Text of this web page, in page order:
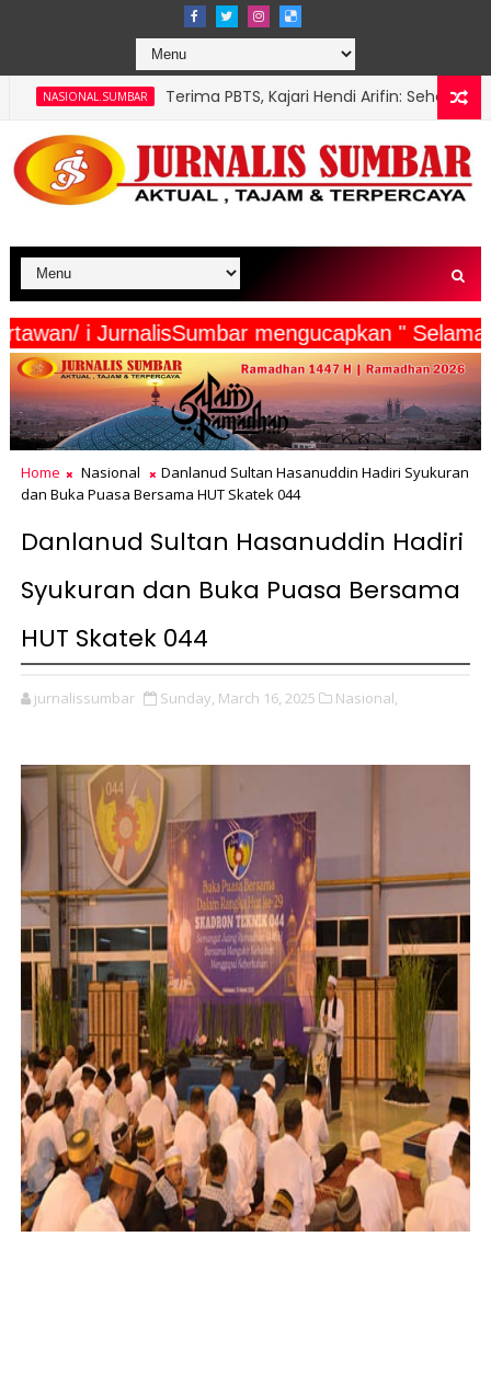
Terima PBTS, Kajari Hendi Arifin: Sehebat Apa pun
Polda Sumbar, Menghimbau: Tertib Kendaraan Lewat
Wartawan/ i JurnalisSumbar mengucapkan "
Home Nasional
Danlanud Sultan Hasanuddin Hadiri Syukuran
dan Buka Puasa Bersama HUT Skatek 044
Danlanud Sultan Hasanuddin Hadiri
Syukuran dan Buka Puasa Bersama
HUT Skatek 044
jurnalissumbar Sunday, March 16, 2025 Nasional,